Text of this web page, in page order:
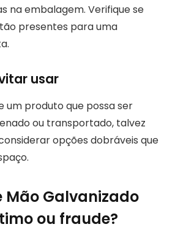
na embalagem. Verifique se
presentes para uma
usar
um produto que possa ser
ou transportado, talvez
opções dobráveis que
Mão Galvanizado
ou fraude?